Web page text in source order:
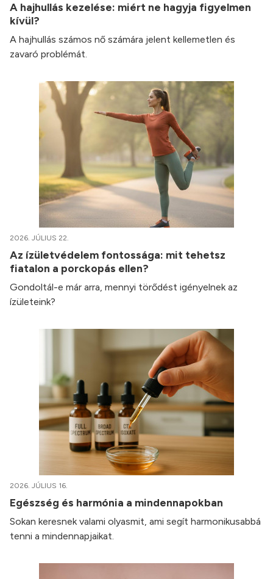
A hajhullás kezelése: miért ne hagyja figyelmen
kívül?
A hajhullás számos nő számára jelent kellemetlen és
zavaró problémát.
2026. JÚLIUS 22.
Az ízületvédelem fontossága: mit tehetsz
fiatalon a porckopás ellen?
Gondoltál-e már arra, mennyi törődést igényelnek az
ízületeink?
2026. JÚLIUS 16.
Egészség és harmónia a mindennapokban
Sokan keresnek valami olyasmit, ami segít harmonikusabbá
tenni a mindennapjaikat.